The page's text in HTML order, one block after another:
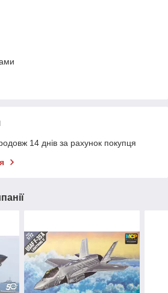
14 днів за рахунок покупця